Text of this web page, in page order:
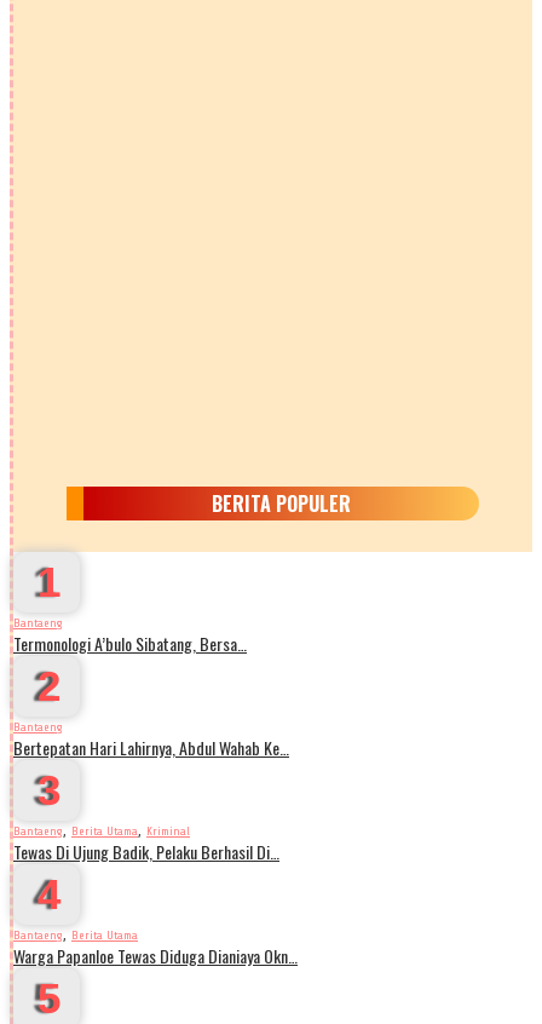
BERITA POPULER
1
Bantaeng
Termonologi A’bulo Sibatang, Bersa…
2
Bantaeng
Bertepatan Hari Lahirnya, Abdul Wahab Ke…
3
Bantaeng, Berita Utama, Kriminal
Tewas Di Ujung Badik, Pelaku Berhasil Di…
4
Bantaeng, Berita Utama
Warga Papanloe Tewas Diduga Dianiaya Okn…
5